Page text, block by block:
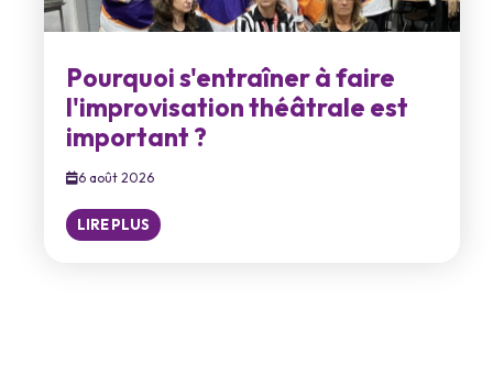
Pourquoi s'entraîner à faire
l'improvisation théâtrale est
important ?
6 août 2026
LIRE PLUS